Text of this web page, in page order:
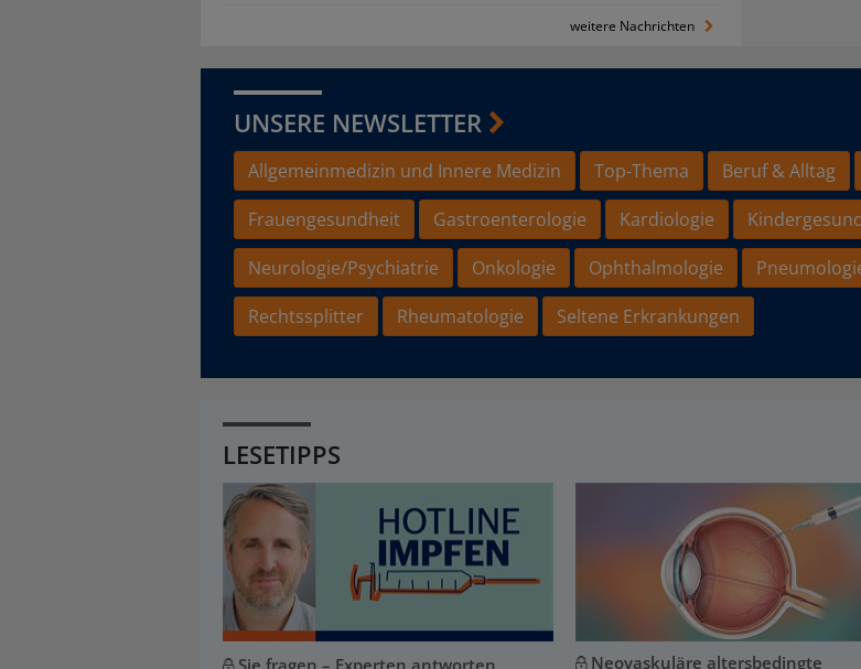
weitere Nachrichten
UNSERE NEWSLETTER
Allgemeinmedizin und Innere Medizin Top-Thema Beruf & Alltag
Frauengesundheit
Gastroenterologie Kardiologie
Neurologie/Psychiatrie
Onkologie Ophthalmologie
Rechtssplitter
Rheumatologie Seltene Erkrankungen
LESETIPPS
Sie fragen – Experten antworten Neovaskuläre altersbedingte